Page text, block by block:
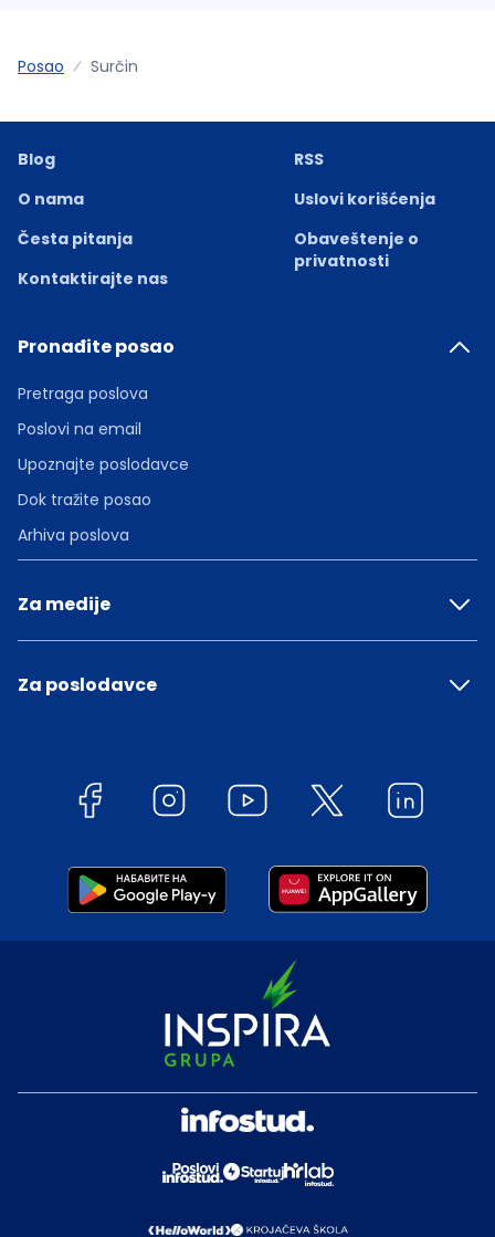
Posao Surčin
Blog
O nama
Česta pitanja
Kontaktirajte nas
RSS
Uslovi korišćenja
Obaveštenje o
privatnosti
Pronađite posao
Pretraga poslova
Poslovi na email
Upoznajte poslodavce
Dok tražite posao
Arhiva poslova
Za medije
Za poslodavce